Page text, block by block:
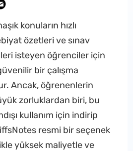
konuların hızlı
özetleri ve sınav
isteyen öğrenciler için
bir çalışma
Ancak, öğrenenlerin
zorluklardan biri, bu
kullanım için indirip
resmi bir seçenek
yüksek maliyetle ve